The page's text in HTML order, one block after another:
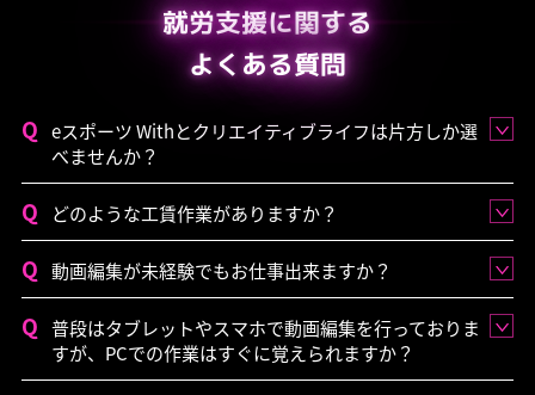
就労支援に関する
よくある質問
eスポーツ Withとクリエイティブライフは片方しか選
べませんか？
どのような工賃作業がありますか？
動画編集が未経験でもお仕事出来ますか？
普段はタブレットやスマホで動画編集を行っておりま
すが、PCでの作業はすぐに覚えられますか？